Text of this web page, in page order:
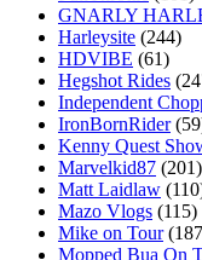
GNARLY
Harleysite (244)
HDVIBE (61)
Hegshot Rides
Independent
IronBornRider
Kenny Quest
Marvelkid87 (201)
Matt Laidlaw
Mazo Vlogs (115)
Mike on Tour
Mopped Bua On